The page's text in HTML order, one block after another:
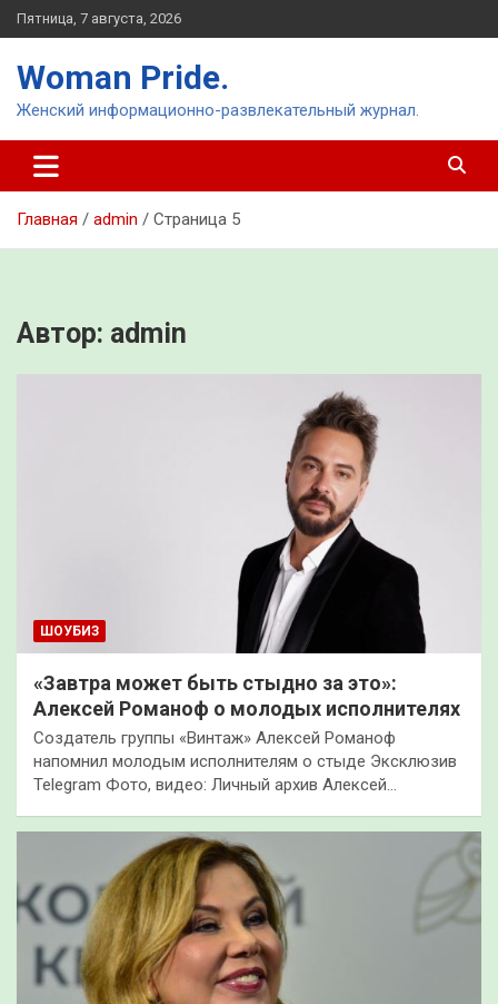
Перейти
к
Пятница, 7 августа, 2026
Woman Pride.
Женский информационно-развлекательный журнал.
Главная admin Страница 5
Автор: admin
ШОУБИЗ
«Завтра может быть стыдно за это»:
Алексей Романоф о молодых исполнителях
Создатель группы «Винтаж» Алексей Романоф
напомнил молодым исполнителям о стыде Эксклюзив
Telegram Фото, видео: Личный архив Алексей…